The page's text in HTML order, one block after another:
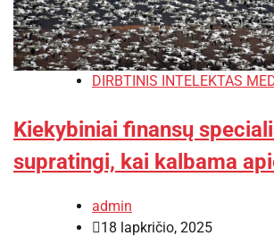
DIRBTINIS INTELEKTAS
Kiekybiniai finansų
supratingi, kai kalbama
admin
18 lapkričio, 2025